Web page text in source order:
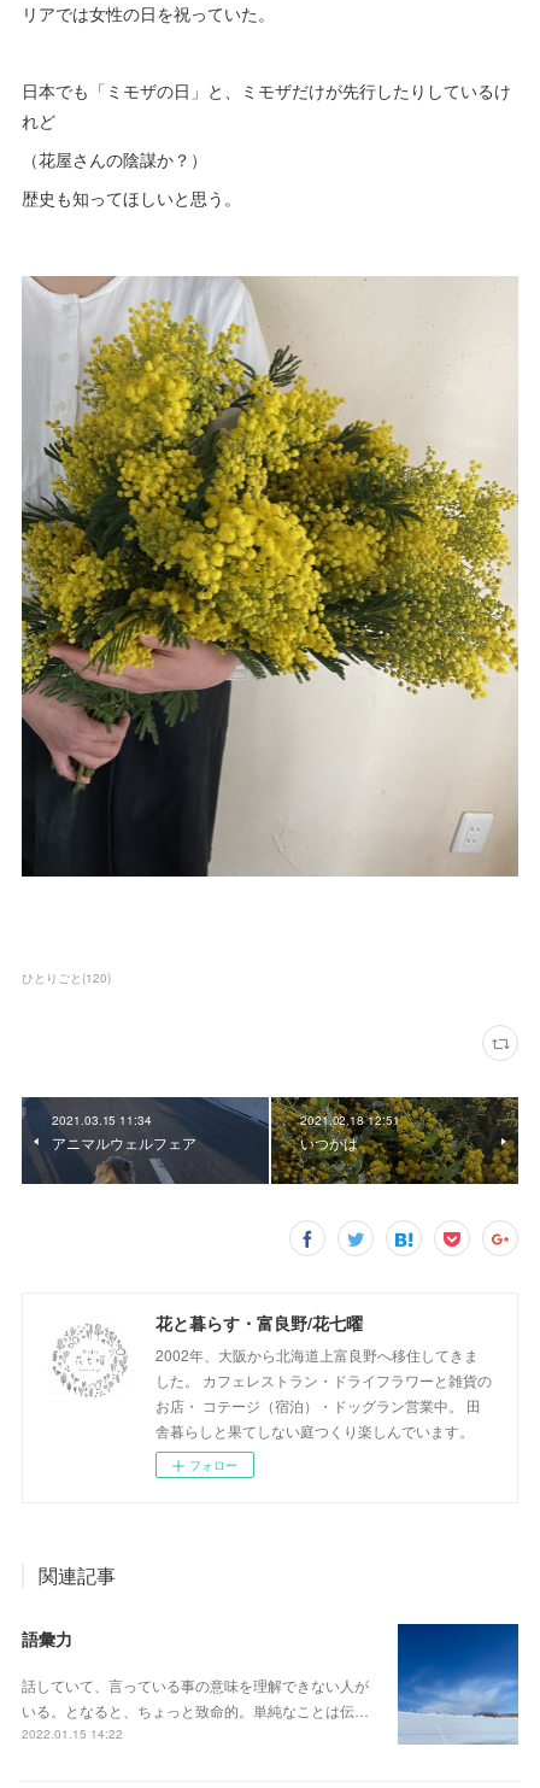
リアでは女性の日を祝っていた。
日本でも「ミモザの日」と、ミモザだけが先行したりしているけ
れど
（花屋さんの陰謀か？）
歴史も知ってほしいと思う。
ひとりごと (120)
2021.03.15 11:34
アニマルウェルフェア
2021.02.18 12:51
いつかは
花と暮らす・富良野/花七曜
2002年、大阪から北海道上富良野へ移住してきま
した。 カフェレストラン・ドライフラワーと雑貨の
お店・ コテージ（宿泊）・ドッグラン営業中。 田
舎暮らしと果てしない庭つくり楽しんでいます。
フォロー
関連記事
語彙力
話していて、言っている事の意味を理解できない人が
いる。となると、ちょっと致命的。単純なことは伝…
2022.01.15 14:22